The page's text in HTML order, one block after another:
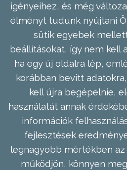
igényeihez, és még
élményt tudunk nyújtani
sütik egyebek
beállításokat, így nem kell
ha egy új oldalra lép,
korábban bevitt
kell újra begépelnie,
használatát annak
információk
fejlesztések
legnagyobb mértékben az
működjön, könnyen